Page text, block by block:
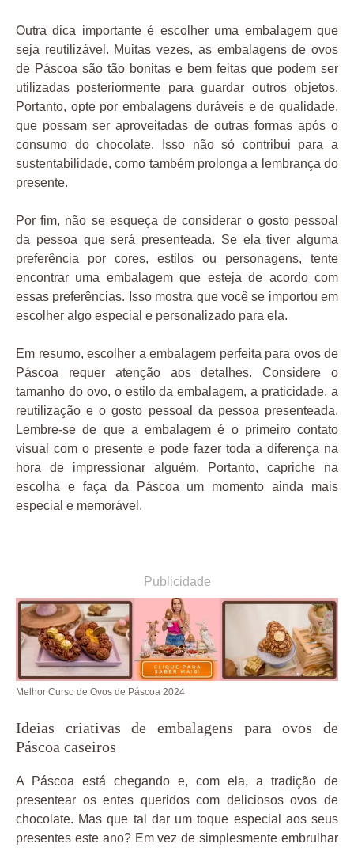
Outra dica importante é escolher uma embalagem que
seja reutilizável. Muitas vezes, as embalagens de ovos
de Páscoa são tão bonitas e bem feitas que podem ser
utilizadas posteriormente para guardar outros objetos.
Portanto, opte por embalagens duráveis e de qualidade,
que possam ser aproveitadas de outras formas após o
consumo do chocolate. Isso não só contribui para a
sustentabilidade, como também prolonga a lembrança do
presente.
Por fim, não se esqueça de considerar o gosto pessoal
da pessoa que será presenteada. Se ela tiver alguma
preferência por cores, estilos ou personagens, tente
encontrar uma embalagem que esteja de acordo com
essas preferências. Isso mostra que você se importou em
escolher algo especial e personalizado para ela.
Em resumo, escolher a embalagem perfeita para ovos de
Páscoa requer atenção aos detalhes. Considere o
tamanho do ovo, o estilo da embalagem, a praticidade, a
reutilização e o gosto pessoal da pessoa presenteada.
Lembre-se de que a embalagem é o primeiro contato
visual com o presente e pode fazer toda a diferença na
hora de impressionar alguém. Portanto, capriche na
escolha e faça da Páscoa um momento ainda mais
especial e memorável.
Publicidade
Melhor Curso de Ovos de Páscoa 2024
Ideias criativas de embalagens para ovos de
Páscoa caseiros
A Páscoa está chegando e, com ela, a tradição de
presentear os entes queridos com deliciosos ovos de
chocolate. Mas que tal dar um toque especial aos seus
presentes este ano? Em vez de simplesmente embrulhar